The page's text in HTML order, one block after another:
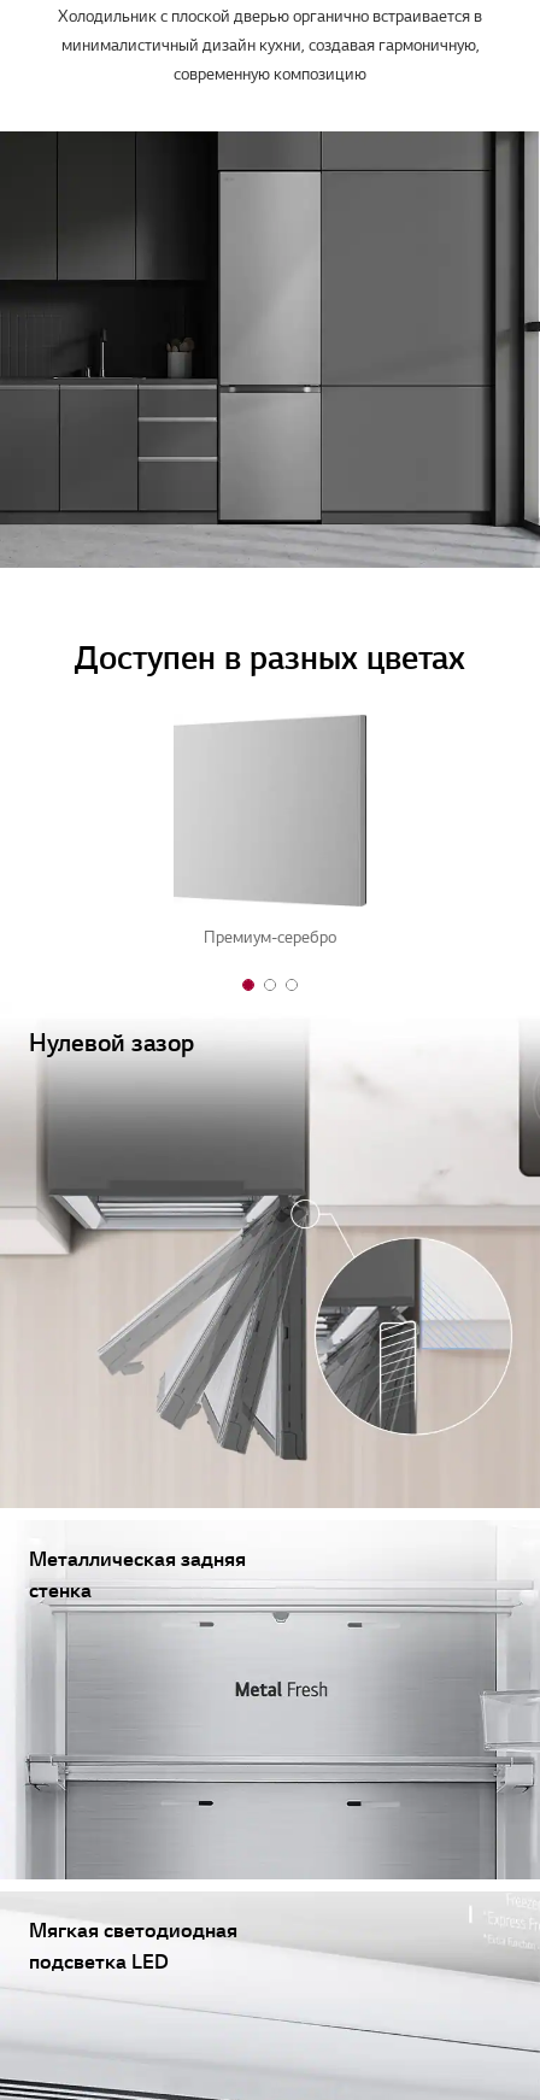
Холодильник с плоской дверью органично встраивается в
минималистичный дизайн кухни, создавая гармоничную,
современную композицию
Доступен в разных цветах
Премиум-серебро
Нулевой зазор
Металлическая задняя
стенка
Мягкая светодиодная
подсветка LED